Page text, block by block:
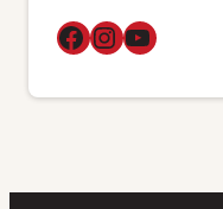
Facebook
Instagram
YouTube